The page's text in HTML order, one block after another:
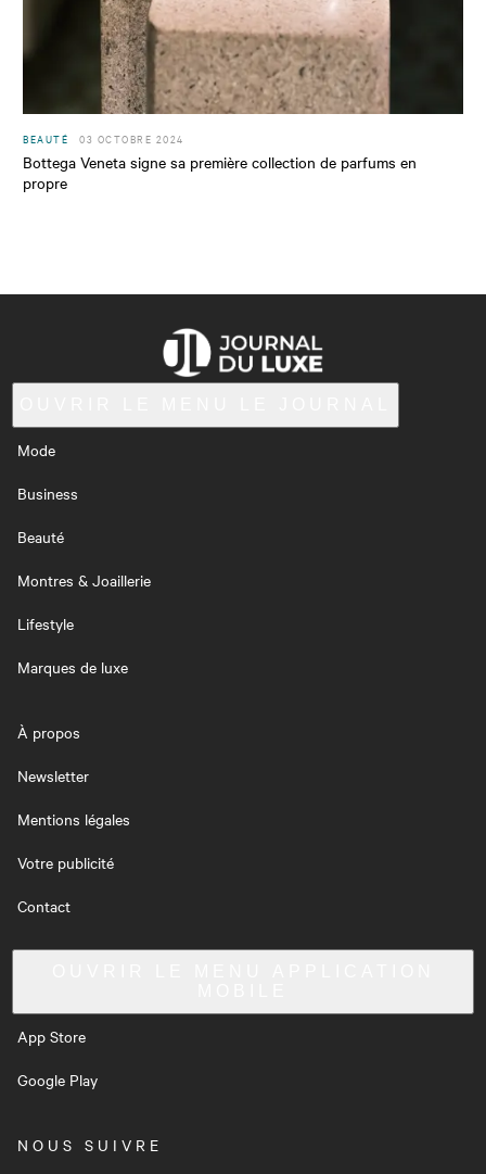
BEAUTÉ 03 OCTOBRE 2024
Bottega Veneta signe sa première collection de parfums en
propre
Mode
Business
Beauté
Montres & Joaillerie
Lifestyle
Marques de luxe
À propos
Newsletter
Mentions légales
Votre publicité
Contact
App Store
Google Play
NOUS SUIVRE